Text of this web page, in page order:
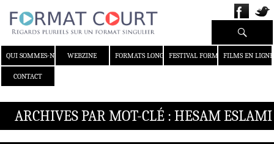
QUI SOMMES-NOUS ?WEBZINE FORMATS LONGS FESTIVAL FORMAT COURT
FILMS EN LIGNE
CONTACT
Recherche
ARCHIVES PAR MOT-CLÉ : HESAM ESLAMI